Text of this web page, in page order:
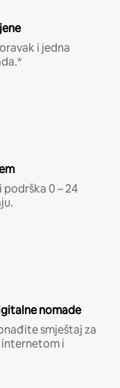
i jedna
0 – 24
nomade
smještaj za
i